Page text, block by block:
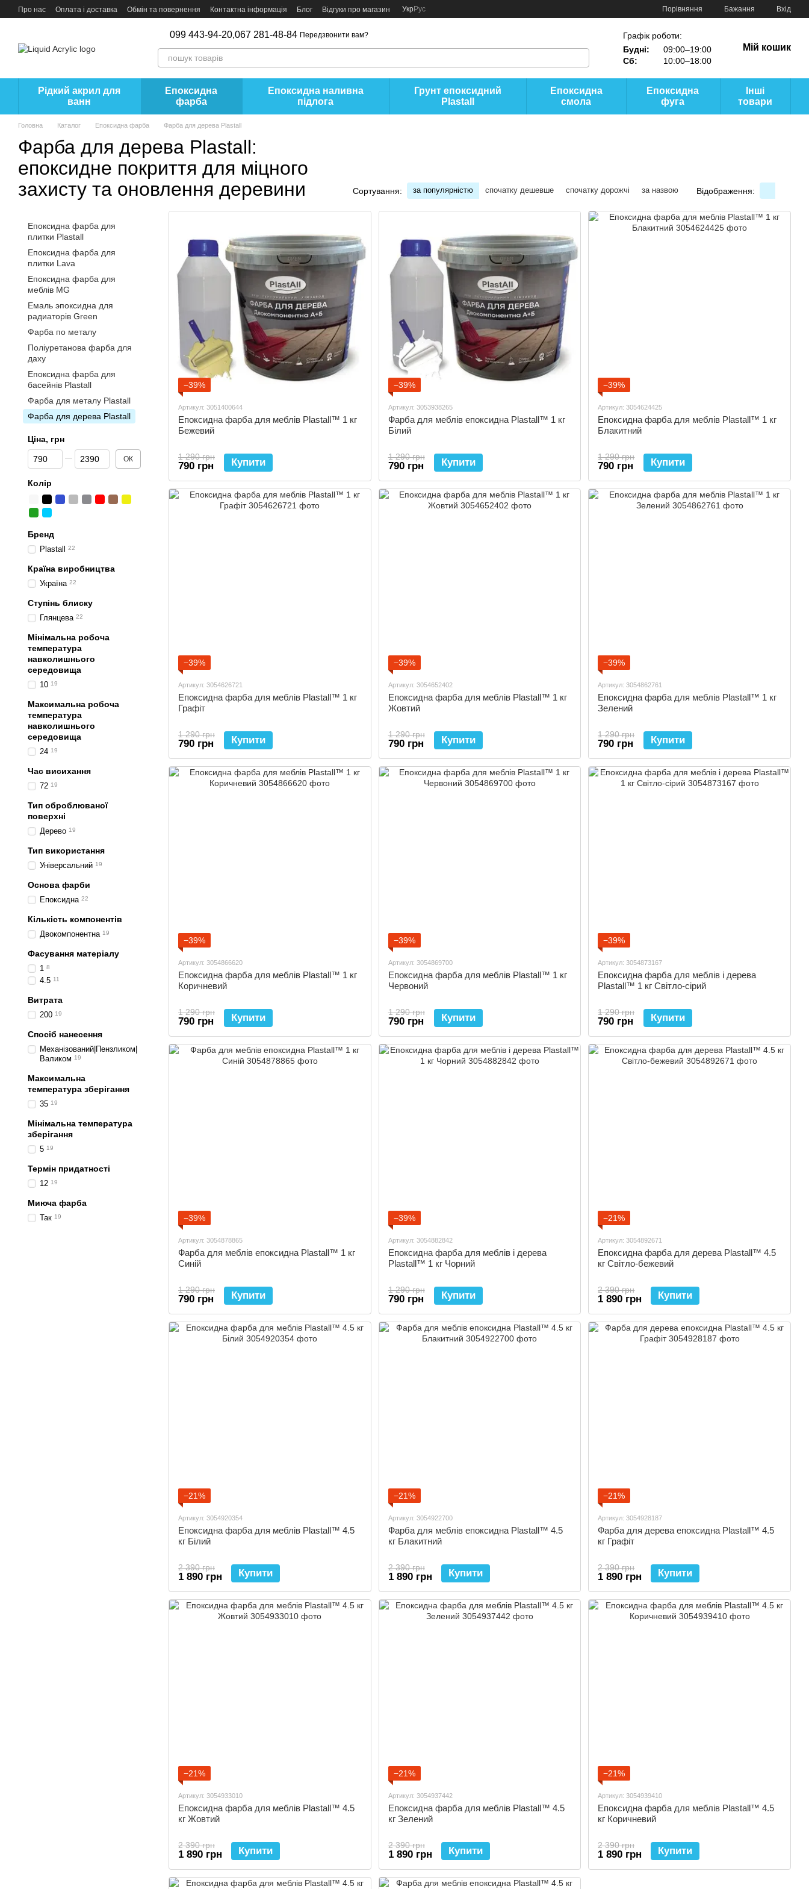
Перейти до основного контенту
Про нас Оплата і доставка Обмін та повернення Контактна інформація Блог Відгуки про магазин УкрРус Порівняння Бажання Вхід
099 443-94-20,067 281-48-84 Передзвонити вам?
Графік роботи:
Будні:
09:00–19:00
Сб:
10:00–18:00
Мій кошик
Рідкий акрил для
ванн
Епоксидна
фарба
Епоксидна наливна
підлога
Грунт епоксидний
Plastall
Епоксидна
смола
Епоксидна
фуга
Інші
товари
Головна Каталог Епоксидна фарба Фарба для дерева Plastall
Фарба для дерева Plastall:
епоксидне покриття для міцного
захисту та оновлення деревини
Сортування: за популярністю спочатку дешевше спочатку дорожчі за назвою Відображення:
−39%
Артикул: 3051400644
Епоксидна фарба для меблів Plastall™ 1 кг
Бежевий
1 290 грн
790 грн Купити
−39%
Артикул: 3053938265
Фарба для меблів епоксидна Plastall™ 1 кг
Білий
1 290 грн
790 грн Купити
−39%
Артикул: 3054624425
Епоксидна фарба для меблів Plastall™ 1 кг
Блакитний
1 290 грн
790 грн Купити
−39%
Артикул: 3054626721
Епоксидна фарба для меблів Plastall™ 1 кг
Графіт
1 290 грн
790 грн Купити
−39%
Артикул: 3054652402
Епоксидна фарба для меблів Plastall™ 1 кг
Жовтий
1 290 грн
790 грн Купити
−39%
Артикул: 3054862761
Епоксидна фарба для меблів Plastall™ 1 кг
Зелений
1 290 грн
790 грн Купити
−39%
Артикул: 3054866620
Епоксидна фарба для меблів Plastall™ 1 кг
Коричневий
1 290 грн
790 грн Купити
−39%
Артикул: 3054869700
Епоксидна фарба для меблів Plastall™ 1 кг
Червоний
1 290 грн
790 грн Купити
−39%
Артикул: 3054873167
Епоксидна фарба для меблів і дерева
Plastall™ 1 кг Світло-сірий
1 290 грн
790 грн Купити
−39%
Артикул: 3054878865
Фарба для меблів епоксидна Plastall™ 1 кг
Синій
1 290 грн
790 грн Купити
−39%
Артикул: 3054882842
Епоксидна фарба для меблів і дерева
Plastall™ 1 кг Чорний
1 290 грн
790 грн Купити
−21%
Артикул: 3054892671
Епоксидна фарба для дерева Plastall™ 4.5
кг Світло-бежевий
2 390 грн
1 890 грн Купити
−21%
Артикул: 3054920354
Епоксидна фарба для меблів Plastall™ 4.5
кг Білий
2 390 грн
1 890 грн Купити
−21%
Артикул: 3054922700
Фарба для меблів епоксидна Plastall™ 4.5
кг Блакитний
2 390 грн
1 890 грн Купити
−21%
Артикул: 3054928187
Фарба для дерева епоксидна Plastall™ 4.5
кг Графіт
2 390 грн
1 890 грн Купити
−21%
Артикул: 3054933010
Епоксидна фарба для меблів Plastall™ 4.5
кг Жовтий
2 390 грн
1 890 грн Купити
−21%
Артикул: 3054937442
Епоксидна фарба для меблів Plastall™ 4.5
кг Зелений
2 390 грн
1 890 грн Купити
−21%
Артикул: 3054939410
Епоксидна фарба для меблів Plastall™ 4.5
кг Коричневий
2 390 грн
1 890 грн Купити
Епоксидна фарба для
плитки Plastall
Епоксидна фарба для
плитки Lava
Епоксидна фарба для
меблів MG
Емаль эпоксидна для
радиаторів Green
Фарба по металу
Поліуретанова фарба для
даху
Епоксидна фарба для
басейнів Plastall
Фарба для металу Plastall
Фарба для дерева Plastall
Ціна, грн
Від Ціна, грн
До Ціна, грн ОК
Колір
Бренд
Plastall 22
Країна виробництва
Україна 22
Ступінь блиску
Глянцева 22
Мінімальна робоча
температура
навколишнього
середовища
10 19
Максимальна робоча
температура
навколишнього
середовища
24 19
Час висихання
72 19
Тип оброблюваної
поверхні
Дерево 19
Тип використання
Універсальний 19
Основа фарби
Епоксидна 22
Кількість компонентів
Двокомпонентна 19
Фасування матеріалу
1 8
4.5 11
Витрата
200 19
Спосіб нанесення
Механізований|Пензликом|
Валиком 19
Максимальна
температура зберігання
35 19
Мінімальна температура
зберігання
5 19
Термін придатності
12 19
Миюча фарба
Так 19